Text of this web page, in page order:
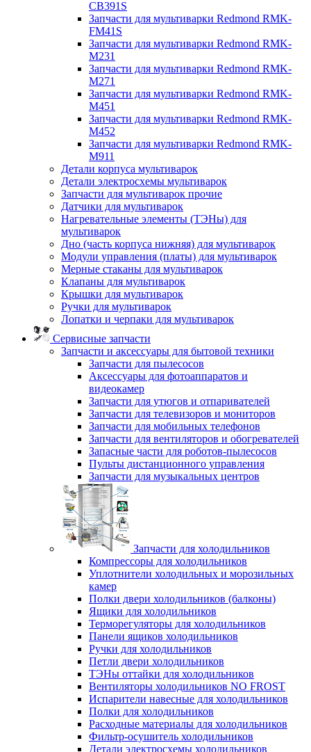
CB391S
Запчасти для мультиварки Redmond RMK-
FM41S
Запчасти для мультиварки Redmond RMK-
M231
Запчасти для мультиварки Redmond RMK-
M271
Запчасти для мультиварки Redmond RMK-
M451
Запчасти для мультиварки Redmond RMK-
M452
Запчасти для мультиварки Redmond RMK-
M911
Детали корпуса мультиварок
Детали электросхемы мультиварок
Запчасти для мультиварок прочие
Датчики для мультиварок
Нагревательные элементы (ТЭНы) для
мультиварок
Дно (часть корпуса нижняя) для мультиварок
Модули управления (платы) для мультиварок
Мерные стаканы для мультиварок
Клапаны для мультиварок
Крышки для мультиварок
Ручки для мультиварок
Лопатки и черпаки для мультиварок
Сервисные запчасти
Запчасти и аксессуары для бытовой техники
Запчасти для пылесосов
Аксессуары для фотоаппаратов и
видеокамер
Запчасти для утюгов и отпаривателей
Запчасти для телевизоров и мониторов
Запчасти для мобильных телефонов
Запчасти для вентиляторов и обогревателей
Запасные части для роботов-пылесосов
Пульты дистанционного управления
Запчасти для музыкальных центров
Запчасти для холодильников
Компрессоры для холодильников
Уплотнители холодильных и морозильных
камер
Полки двери холодильников (балконы)
Ящики для холодильников
Терморегуляторы для холодильников
Панели ящиков холодильников
Ручки для холодильников
Петли двери холодильников
ТЭНы оттайки для холодильников
Вентиляторы холодильников NO FROST
Испарители навесные для холодильников
Полки для холодильников
Расходные материалы для холодильников
Фильтр-осушитель холодильников
Детали электросхемы холодильников